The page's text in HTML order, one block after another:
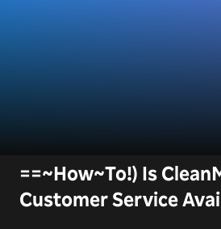
==~How~To!) Is
Customer Service